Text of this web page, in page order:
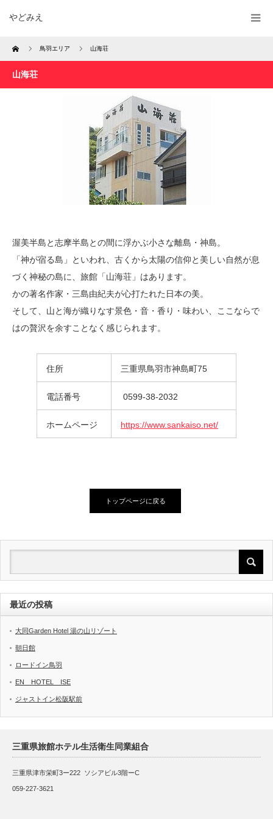
やどみえ
Home 鳥羽エリア 山海荘
山海荘
渥美半島と志摩半島との間に浮かぶ小さな離島・神島。
「神が宿る島」といわれ、古くから太陽の信仰と美しい自然が息
づく神秘の島に、旅館「山海荘」はあります。
かの著名作家・三島由紀夫が心打たれた日本の美。
そして、山と海が織りなす景色・音・香り・味わい、ここならで
はの贅沢を余すことなく感じられます。
住所 三重県鳥羽市神島町75
電話番号 0599-38-2032
ホームページ https://www.sankaiso.net/
トップページに戻る
最近の投稿
大同Garden Hotel 湯の山リゾート
朝日館
ロードイン鳥羽
EN HOTEL ISE
ジャストイン松阪駅前
三重県旅館ホテル生活衛生同業組合
三重県津市栄町3ー222 ソシアビル3階ーC
059-227-3621